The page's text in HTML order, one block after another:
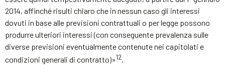
2014, affinché risulti chiaro che in nessun caso gli interessi
dovuti in base alle previsioni contrattuali o per legge possono
produrre ulteriori interessi (con conseguente prevalenza sulle
diverse previsioni eventualmente contenute nei capitolati e
condizioni generali di contratto)»12.